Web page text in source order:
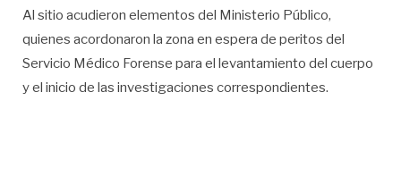
Al sitio acudieron elementos del Ministerio Público,
quienes acordonaron la zona en espera de peritos del
Servicio Médico Forense para el levantamiento del cuerpo
y el inicio de las investigaciones correspondientes.